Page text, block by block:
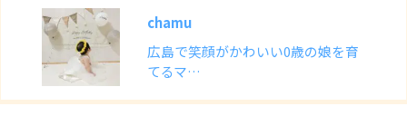
chamu
広島で笑顔がかわいい0歳の娘を育
てるマ…